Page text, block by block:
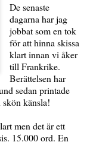
De senaste
dagarna har jag
jobbat som en tok
för att hinna skissa
klart innan vi åker
till Frankrike.
Berättelsen har
sedan printade
känsla!
men det är ett
15.000 ord. En